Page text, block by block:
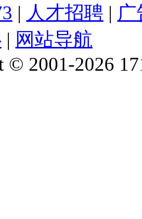
| 人才招聘 |
| 网站导航
© 2001-2026